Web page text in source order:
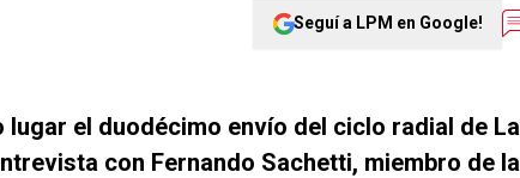
Seguí a LPM en Google!
el duodécimo envío del ciclo radial de La
con Fernando Sachetti, miembro de la